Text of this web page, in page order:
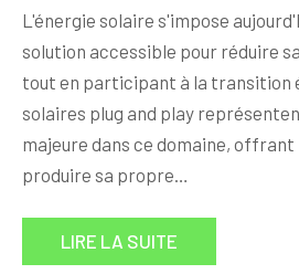
L'énergie solaire s'impose
solution accessible pour réduire
tout en participant à la transition
solaires plug and play
majeure dans ce domaine,
produire sa propre…
LIRE LA SUITE